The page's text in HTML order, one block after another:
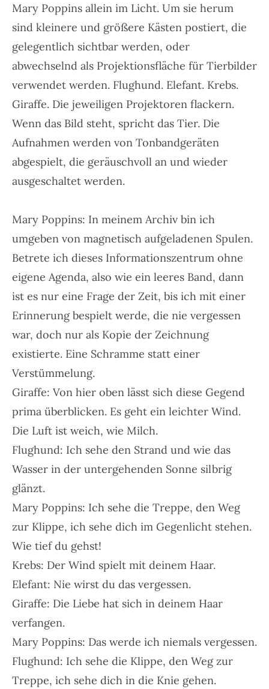
Mary Poppins allein im Licht. Um sie herum
sind kleinere und größere Kästen postiert, die
gelegentlich sichtbar werden, oder
abwechselnd als Projektionsfläche für Tierbilder
verwendet werden. Flughund. Elefant. Krebs.
Giraffe. Die jeweiligen Projektoren flackern.
Wenn das Bild steht, spricht das Tier. Die
Aufnahmen werden von Tonbandgeräten
abgespielt, die geräuschvoll an und wieder
ausgeschaltet werden.
Mary Poppins: In meinem Archiv bin ich
umgeben von magnetisch aufgeladenen Spulen.
Betrete ich dieses Informationszentrum ohne
eigene Agenda, also wie ein leeres Band, dann
ist es nur eine Frage der Zeit, bis ich mit einer
Erinnerung bespielt werde, die nie vergessen
war, doch nur als Kopie der Zeichnung
existierte. Eine Schramme statt einer
Verstümmelung.
Giraffe: Von hier oben lässt sich diese Gegend
prima überblicken. Es geht ein leichter Wind.
Die Luft ist weich, wie Milch.
Flughund: Ich sehe den Strand und wie das
Wasser in der untergehenden Sonne silbrig
glänzt.
Mary Poppins: Ich sehe die Treppe, den Weg
zur Klippe, ich sehe dich im Gegenlicht stehen.
Wie tief du gehst!
Krebs: Der Wind spielt mit deinem Haar.
Elefant: Nie wirst du das vergessen.
Giraffe: Die Liebe hat sich in deinem Haar
verfangen.
Mary Poppins: Das werde ich niemals vergessen.
Flughund: Ich sehe die Klippe, den Weg zur
Treppe, ich sehe dich in die Knie gehen.